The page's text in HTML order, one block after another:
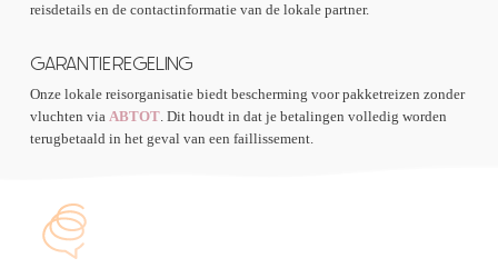
reisdetails en de contactinformatie van de lokale partner.
GARANTIEREGELING
Onze lokale reisorganisatie biedt bescherming voor pakketreizen zonder
vluchten via ABTOT. Dit houdt in dat je betalingen volledig worden
terugbetaald in het geval van een faillissement.